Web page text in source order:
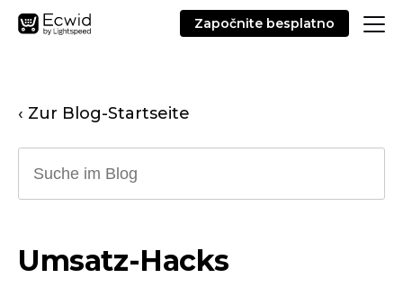
Započnite besplatno
‹ Zur Blog-Startseite
Umsatz-Hacks